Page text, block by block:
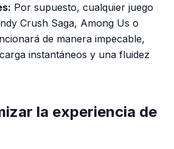
Por supuesto, cualquier juego
Crush Saga, Among Us o
de manera impecable,
instantáneos y una fluidez
la experiencia de